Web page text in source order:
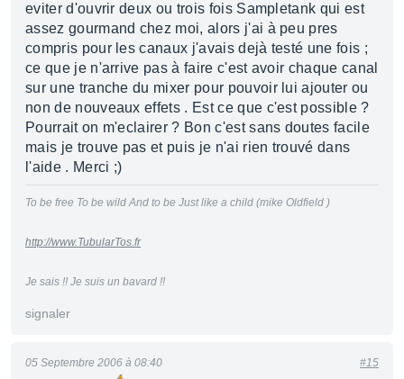
eviter d'ouvrir deux ou trois fois Sampletank qui est
assez gourmand chez moi, alors j'ai à peu pres
compris pour les canaux j'avais dejà testé une fois ;
ce que je n'arrive pas à faire c'est avoir chaque canal
sur une tranche du mixer pour pouvoir lui ajouter ou
non de nouveaux effets . Est ce que c'est possible ?
Pourrait on m'eclairer ? Bon c'est sans doutes facile
mais je trouve pas et puis je n'ai rien trouvé dans
l'aide . Merci ;)
To be free To be wild And to be Just like a child (mike Oldfield )
http://www.TubularTos.fr
Je sais !! Je suis un bavard !!
signaler
05 Septembre 2006 à 08:40 #15